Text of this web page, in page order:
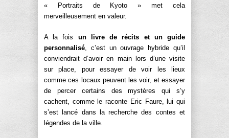
« Portraits de Kyoto » met cela
merveilleusement en valeur.
A la fois un livre de récits et un guide
personnalisé, c’est un ouvrage hybride qu’il
conviendrait d’avoir en main lors d’une visite
sur place, pour essayer de voir les lieux
comme ces locaux peuvent les voir, et essayer
de percer certains des mystères qui s’y
cachent, comme le raconte Eric Faure, lui qui
s’est lancé dans la recherche des contes et
légendes de la ville.